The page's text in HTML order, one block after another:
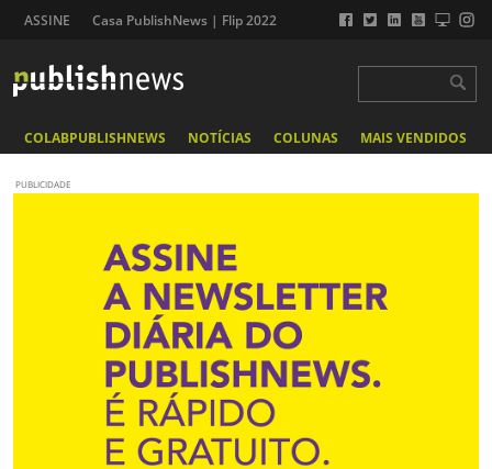
ASSINE Casa PublishNews | Flip 2022
COLABPUBLISHNEWS NOTÍCIAS COLUNAS MAIS VENDIDOS
PUBLICIDADE